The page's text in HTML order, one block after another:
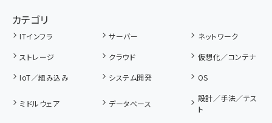
カテゴリ
ITインフラ サーバー
ネットワーク
ストレージ
クラウド
仮想化／コンテナ
IoT／組み込み
システム開発 OS
ミドルウェア データベース
設計／手法／テス
ト